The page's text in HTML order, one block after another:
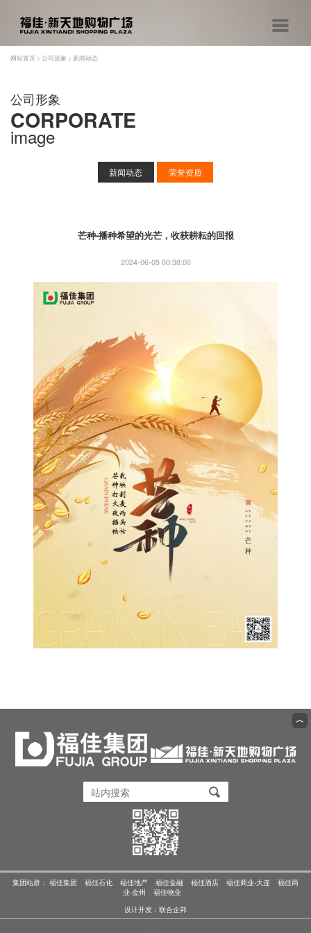
网站首页 > 公司形象 > 新闻动态
公司形象
CORPORATE
image
新闻动态 荣誉资质
芒种-播种希望的光芒，收获耕耘的回报
2024-06-05 00:38:00
︿
集团站群： 福佳集团 福佳石化 福佳地产 福佳金融 福佳酒店 福佳商业-大连
福佳商
业-金州
福佳物业
设计开发： 联合企邦